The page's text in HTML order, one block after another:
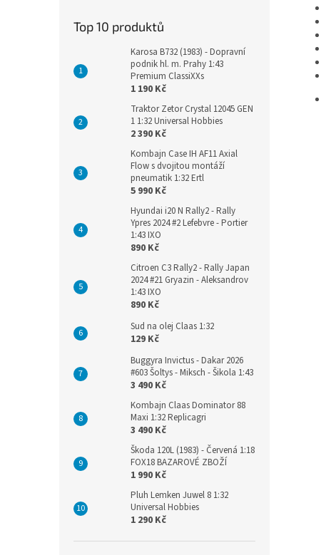
Top 10 produktů
Karosa B732 (1983) - Dopravní
podnik hl. m. Prahy 1:43
Premium ClassiXXs
1 190 Kč
Traktor Zetor Crystal 12045 GEN
1 1:32 Universal Hobbies
2 390 Kč
Kombajn Case IH AF11 Axial
Flow s dvojitou montáží
pneumatik 1:32 Ertl
5 990 Kč
Hyundai i20 N Rally2 - Rally
Ypres 2024 #2 Lefebvre - Portier
1:43 IXO
890 Kč
Citroen C3 Rally2 - Rally Japan
2024 #21 Gryazin - Aleksandrov
1:43 IXO
890 Kč
Sud na olej Claas 1:32
129 Kč
Buggyra Invictus - Dakar 2026
#603 Šoltys - Miksch - Šikola 1:43
3 490 Kč
Kombajn Claas Dominator 88
Maxi 1:32 Replicagri
3 490 Kč
Škoda 120L (1983) - Červená 1:18
FOX18 BAZAROVÉ ZBOŽÍ
1 990 Kč
Pluh Lemken Juwel 8 1:32
Universal Hobbies
1 290 Kč